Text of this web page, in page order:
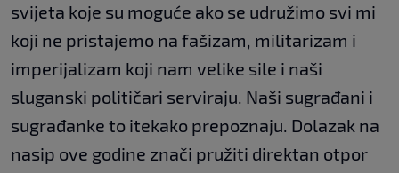
svijeta koje su moguće ako se udružimo svi mi
koji ne pristajemo na fašizam, militarizam i
imperijalizam koji nam velike sile i naši
sluganski političari serviraju. Naši sugrađani i
sugrađanke to itekako prepoznaju. Dolazak na
nasip ove godine znači pružiti direktan otpor